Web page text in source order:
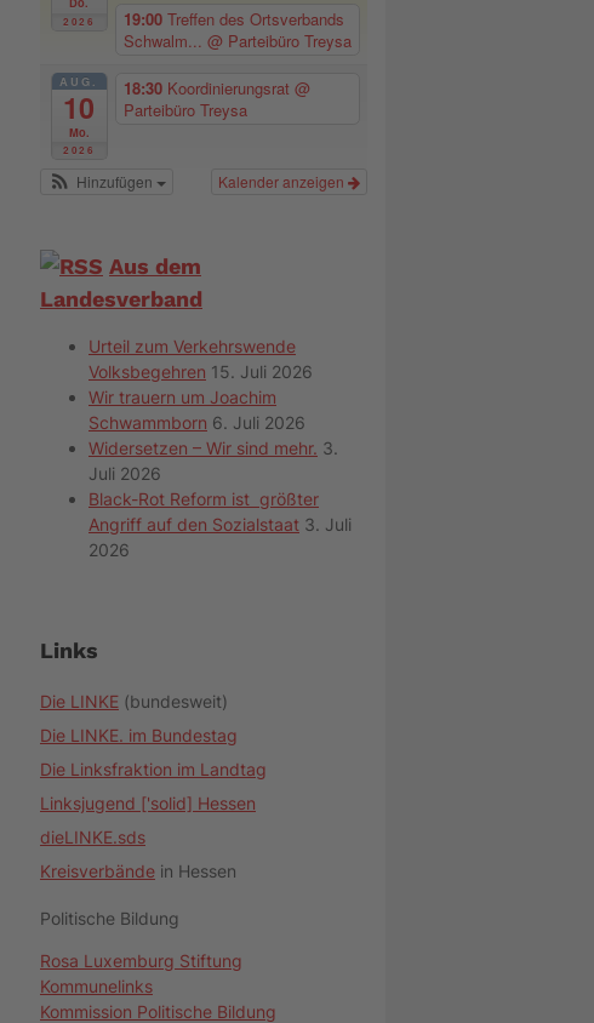
2026
19:00 Treffen des Ortsverbands
Schwalm... @ Parteibüro Treysa
AUG.
10
Mo.
2026
18:30 Koordinierungsrat @
Parteibüro Treysa
Kalender anzeigen
Hinzufügen
Aus dem
Landesverband
Urteil zum Verkehrswende
Volksbegehren 15. Juli 2026
Wir trauern um Joachim
Schwammborn 6. Juli 2026
Widersetzen – Wir sind mehr. 3.
Juli 2026
Black-Rot Reform ist größter
Angriff auf den Sozialstaat 3. Juli
2026
Links
Die LINKE (bundesweit)
Die LINKE. im Bundestag
Die Linksfraktion im Landtag
Linksjugend ['solid] Hessen
dieLINKE.sds
Kreisverbände in Hessen
Politische Bildung
Rosa Luxemburg Stiftung
Kommunelinks
Kommission Politische Bildung